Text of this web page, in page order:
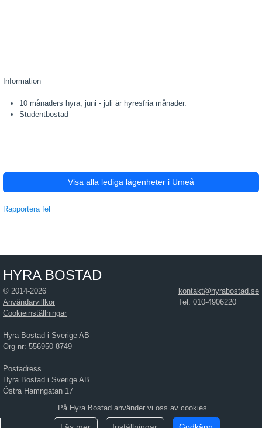
Information
10 månaders hyra, juni - juli är hyresfria månader.
Studentbostad
Visa alla lediga lägenheter i Umeå
Rapportera fel
HYRA BOSTAD
kontakt@hyrabostad.se
Tel: 010-4906220
© 2014-2026
Användarvillkor
Cookieinställningar
Hyra Bostad i Sverige AB
Org-nr: 556950-8749
Postadress
Hyra Bostad i Sverige AB
Östra Hamngatan 17
På Hyra Bostad använder vi oss av cookies